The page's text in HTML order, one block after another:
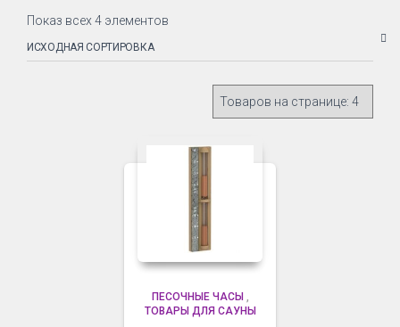
Показ всех 4 элементов
ПЕСОЧНЫЕ ЧАСЫ,
ТОВАРЫ ДЛЯ САУНЫ